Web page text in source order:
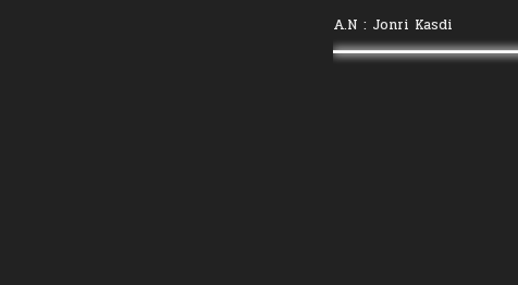
A.N : Jonri Kasdi